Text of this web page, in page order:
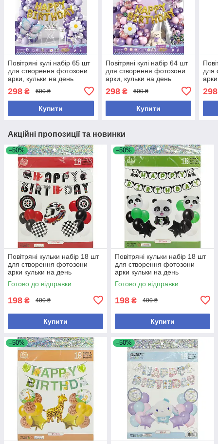
Повітряні кулі набір 65 шт
для створення фотозони
арки, кульки на день
якого іншого свята (№19)
298 ₴ 600 ₴
Купити
Повітряні кулі набір 64 шт
для створення фотозони
арки, кульки на день
якого іншого свята (№20)
298₴ 600 ₴
Купити
для
298
Акційні пропозиції та новинки
–50%
Повітряні кульки набір 18 шт
для створення фотозони
арки кульки на день
народження або будь-яке
інше свято (№68)
Готово до відправки
198 ₴ 400 ₴
Купити
–50%
Повітряні кульки набір 18 шт
для створення фотозони
арки кульки на день
народження або будь-яке
інше свято (№69)
Готово до відправки
198 ₴ 400 ₴
Купити
–50% –50%